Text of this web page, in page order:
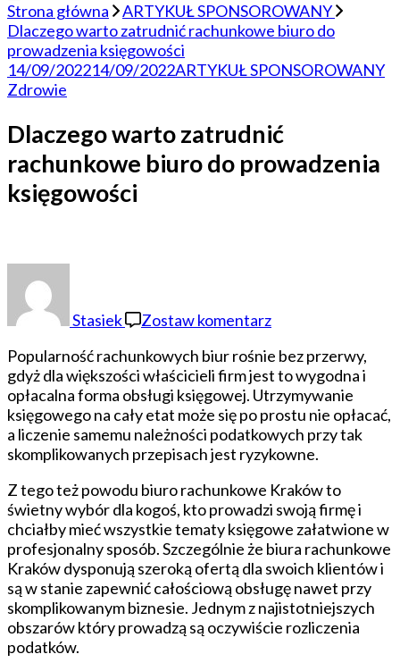
Strona główna
ARTYKUŁ SPONSOROWANY
Dlaczego warto zatrudnić rachunkowe biuro do
prowadzenia księgowości
14/09/202214/09/2022ARTYKUŁ SPONSOROWANY
Zdrowie
Dlaczego warto zatrudnić
rachunkowe biuro do prowadzenia
księgowości
Stasiek Zostaw komentarz
zatrudnić
rachunkowe
biuro
do
prowadzenia
księgowości
Popularność rachunkowych biur rośnie bez przerwy,
gdyż dla większości właścicieli firm jest to wygodna i
opłacalna forma obsługi księgowej. Utrzymywanie
księgowego na cały etat może się po prostu nie opłacać,
a liczenie samemu należności podatkowych przy tak
skomplikowanych przepisach jest ryzykowne.
Z tego też powodu biuro rachunkowe Kraków to
świetny wybór dla kogoś, kto prowadzi swoją firmę i
chciałby mieć wszystkie tematy księgowe załatwione w
profesjonalny sposób. Szczególnie że biura rachunkowe
Kraków dysponują szeroką ofertą dla swoich klientów i
są w stanie zapewnić całościową obsługę nawet przy
skomplikowanym biznesie. Jednym z najistotniejszych
obszarów który prowadzą są oczywiście rozliczenia
podatków.